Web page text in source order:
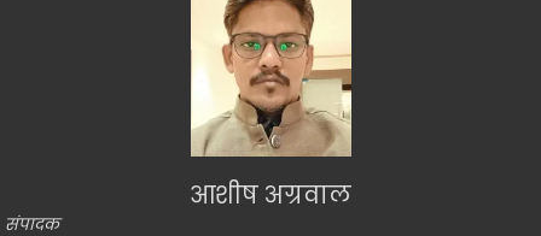
आशीष अग्रवाल
संपादक